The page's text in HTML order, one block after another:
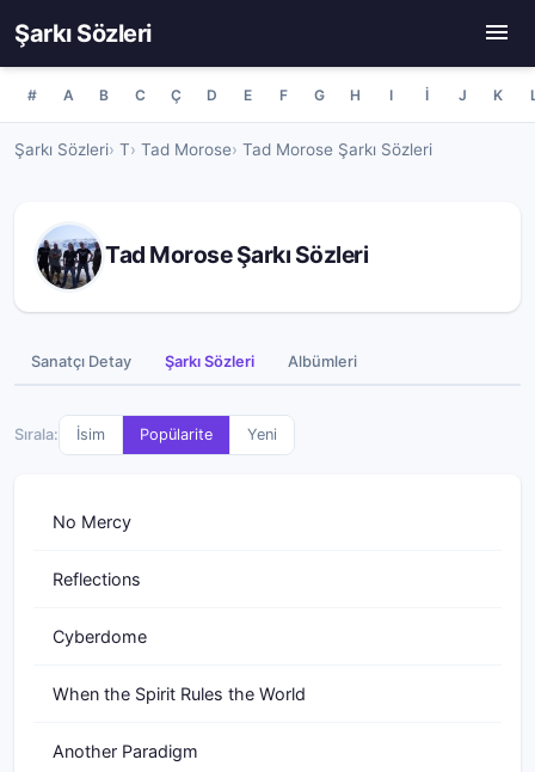
Şarkı Sözleri
# A B C Ç D E F G H I İ J K
Şarkı Sözleri T Tad Morose Tad Morose Şarkı Sözleri
Tad Morose Şarkı Sözleri
Sanatçı Detay Şarkı Sözleri Albümleri
Sırala: İsim Popülarite Yeni
No Mercy
Reflections
Cyberdome
When the Spirit Rules the World
Another Paradigm